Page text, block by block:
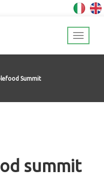
Summit
summit